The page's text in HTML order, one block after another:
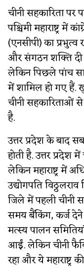
चीनी सहकारिता
पश्चिमी महाराष्ट्र में
(एनसीपी) का प्रभुत्व
और संगठन शक्ति दी
लेकिन पिछले पांच
में शामिल हो गए हैं.
चीनी सहकारिताओं
है.
उत्तर प्रदेश के बाद
होती है. उत्तर प्रदेश
लेकिन महाराष्ट्र में
उद्योगपति
जिले में पहली चीनी
समय बैंकिंग, कर्ज देने
मत्स्य पालन
आईं. लेकिन चीनी
रहा और ये महाराष्ट्र